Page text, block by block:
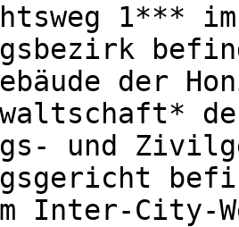
1***
der
und
Inter-City-